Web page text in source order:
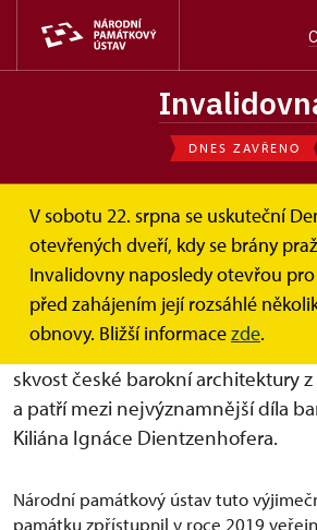
DNES ZAVŘENO
V sobotu 22. srpna se uskuteční
otevřených dveří, kdy se brány
Invalidovny naposledy otevřou
před zahájením její rozsáhlé
obnovy. Bližší informacezde.
Invalidovna O Invalidovně
O Invalidovně
Budova Invalidovny v pražském
skvost české barokní architektury
a patří mezi nejvýznamnější díla
Kiliána Ignáce Dientzenhofera.
Národní památkový ústav tuto
památku zpřístupnil v roce 2019